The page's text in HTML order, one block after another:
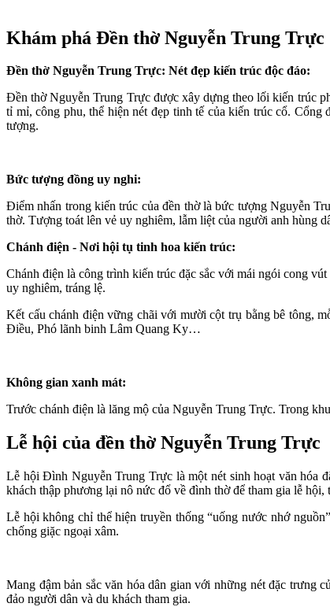
Khám phá Đền thờ Nguyễn Trung Trực
Đền thờ Nguyễn Trung Trực: Nét đẹp kiến trúc độc đáo:
Đền thờ Nguyễn Trung Trực được xây dựng theo lối kiến trúc
tỉ mỉ, công phu, thể hiện nét đẹp tinh tế của kiến trúc cổ.
tượng.
Bức tượng đồng uy nghi:
Điểm nhấn trong kiến trúc của đền thờ là bức tượng Nguyễn
thờ. Tượng toát lên vẻ uy nghiêm, lẫm liệt của người anh hùng
Chánh điện - Nơi hội tụ tinh hoa kiến trúc:
Chánh điện là công trình kiến trúc đặc sắc với mái ngói cong
uy nghiêm, tráng lệ.
Kết cấu chánh điện vững chãi với mười cột trụ bằng bê tông,
Điều, Phó lãnh binh Lâm Quang Ky…
Không gian xanh mát:
Trước chánh điện là lăng mộ của Nguyễn Trung Trực. Trong
Lễ hội của đền thờ Nguyễn Trung Trực
Lễ hội Đình Nguyễn Trung Trực là một nét sinh hoạt văn hóa
khách thập phương lại nô nức đổ về đình thờ để tham gia lễ
Lễ hội không chỉ thể hiện truyền thống “uống nước nhớ
chống giặc ngoại xâm.
Mang đậm bản sắc văn hóa dân gian với những nét đặc
đảo người dân và du khách tham gia.